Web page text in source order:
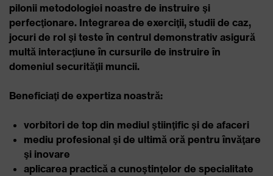
pilonii metodologiei noastre de instruire şi
perfecţionare. Integrarea de exerciţii, studii de caz,
jocuri de rol şi teste în centrul demonstrativ asigură
multă interacţiune în cursurile de instruire în
domeniul securităţii muncii.
Beneficiaţi de expertiza noastră:
vorbitori de top din mediul ştiinţific şi de afaceri
mediu profesional şi de ultimă oră pentru învăţare
şi inovare
aplicarea practică a cunoştinţelor de specialitate